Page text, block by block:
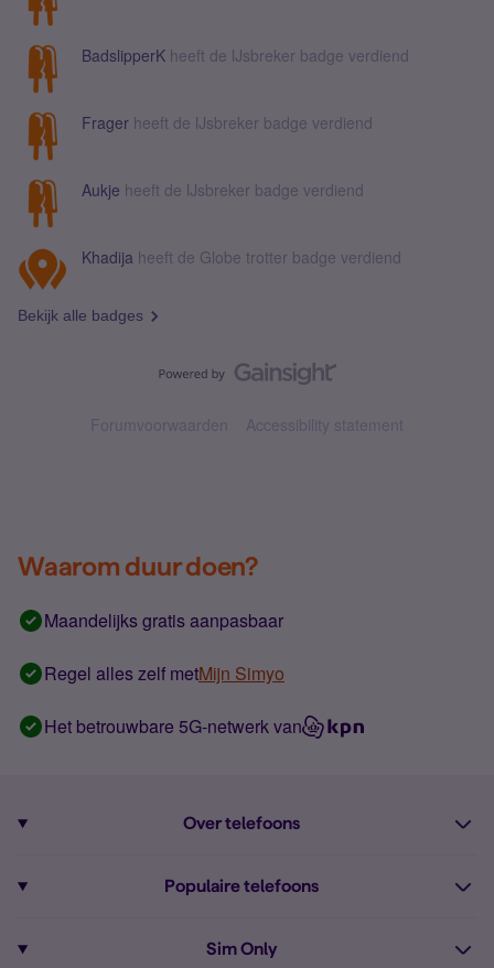
BadslipperK heeft de IJsbreker badge verdiend
Frager heeft de IJsbreker badge verdiend
Aukje heeft de IJsbreker badge verdiend
Khadija heeft de Globe trotter badge verdiend
Bekijk alle badges
Forumvoorwaarden Accessibility statement
Waarom duur doen?
Maandelijks gratis aanpasbaar
Regel alles zelf metMijn Simyo
Het betrouwbare 5G-netwerk van
Over telefoons
Alle telefoons
Populaire telefoons
Sim Only